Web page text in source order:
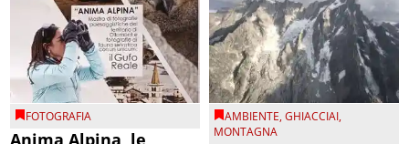
FOTOGRAFIA AMBIENTE,GHIACCIAI,
MONTAGNA